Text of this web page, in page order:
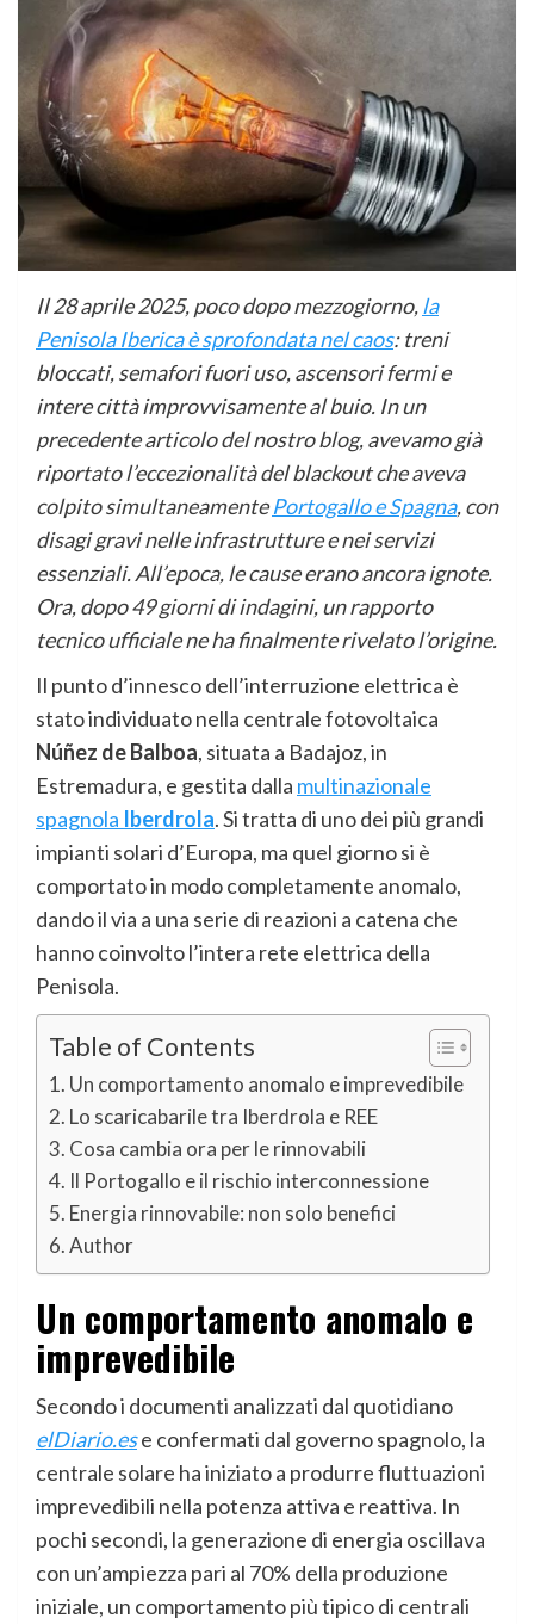
Il 28 aprile 2025, poco dopo mezzogiorno,la
Penisola Iberica è sprofondata nel caos: treni
bloccati, semafori fuori uso, ascensori fermi e
intere città improvvisamente al buio. In un
precedente articolo del nostro blog, avevamo già
riportato l’eccezionalità del blackout che aveva
colpito simultaneamentePortogallo e Spagna, con
disagi gravi nelle infrastrutture e nei servizi
essenziali. All’epoca, le cause erano ancora ignote.
Ora, dopo 49 giorni di indagini, un rapporto
tecnico ufficiale ne ha finalmente rivelato l’origine.
Il punto d’innesco dell’interruzione elettrica è
stato individuato nella centrale fotovoltaica
Núñez de Balboa, situata a Badajoz, in
Estremadura, e gestita dalla multinazionale
spagnola Iberdrola. Si tratta di uno dei più grandi
impianti solari d’Europa, ma quel giorno si è
comportato in modo completamente anomalo,
dando il via a una serie di reazioni a catena che
hanno coinvolto l’intera rete elettrica della
Penisola.
Table of Contents
Un comportamento anomalo e imprevedibile
Lo scaricabarile tra Iberdrola e REE
Cosa cambia ora per le rinnovabili
Il Portogallo e il rischio interconnessione
Energia rinnovabile: non solo benefici
Author
Un comportamento anomalo e
imprevedibile
Secondo i documenti analizzati dal quotidiano
elDiario.ese confermati dal governo spagnolo, la
centrale solare ha iniziato a produrre fluttuazioni
imprevedibili nella potenza attiva e reattiva. In
pochi secondi, la generazione di energia oscillava
con un’ampiezza pari al 70% della produzione
iniziale, un comportamento più tipico di centrali